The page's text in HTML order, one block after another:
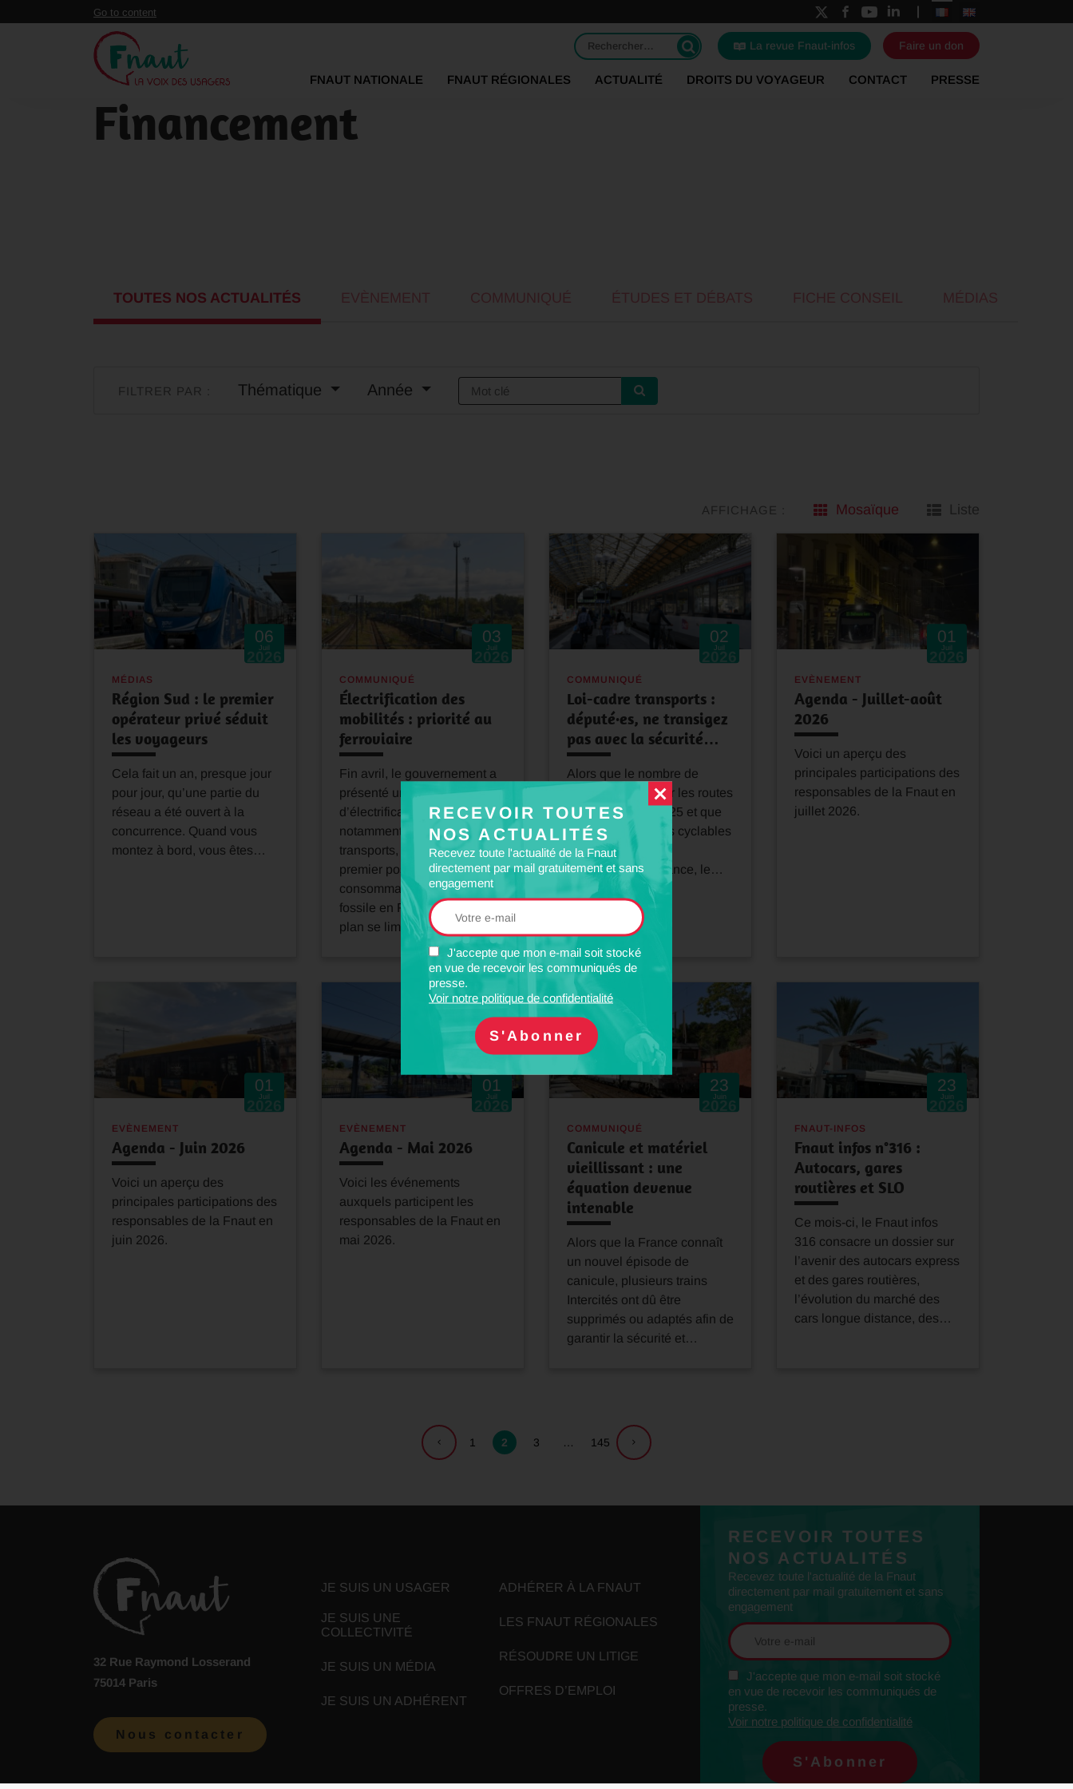
Panneau de gestion des cookies
RECEVOIR TOUTES
NOS ACTUALITÉS
Recevez toute l'actualité de la Fnaut
directement par mail gratuitement et sans
engagement
J'accepte que mon e-mail soit stocké
en vue de recevoir les communiqués de
presse.
Voir notre politique de confidentialité
Go to content
Rechercher : La revue Fnaut-infos Faire un don
FNAUT NATIONALE FNAUT RÉGIONALES ACTUALITÉ DROITS DU VOYAGEUR CONTACT PRESSE
Financement
TOUTES NOS ACTUALITÉS EVÈNEMENT COMMUNIQUÉ ÉTUDES ET DÉBATS FICHE CONSEIL MÉDIAS
FILTRER PAR : Thématique Année
AFFICHAGE : Mosaïque Liste
06
Juil
2026
MÉDIAS
Région Sud : le premier
opérateur privé séduit
les voyageurs
Cela fait un an, presque jour
pour jour, qu’une partie du
réseau a été ouvert à la
concurrence. Quand vous
montez à bord, vous êtes…
03
Juil
2026
COMMUNIQUÉ
Électrification des
mobilités : priorité au
ferroviaire
Fin avril, le gouvernement a
présenté un vaste plan
d’électrification des usages,
notamment pour les
transports, qui restent le
premier poste de
consommation d’énergie
fossile en France. Mais ce
plan se limite…
02
Juil
2026
COMMUNIQUÉ
Loi-cadre transports :
député·es, ne transigez
pas avec la sécurité…
Alors que le nombre de
cyclistes tué·es sur les routes
a augmenté en 2025 et que
les aménagements cyclables
manquent toujours
cruellement en France, le…
01
Juil
2026
EVÈNEMENT
Agenda - Juillet-août
2026
Voici un aperçu des
principales participations des
responsables de la Fnaut en
juillet 2026.
01
Juil
2026
EVÈNEMENT
Agenda - Juin 2026
Voici un aperçu des
principales participations des
responsables de la Fnaut en
juin 2026.
01
Juil
2026
EVÈNEMENT
Agenda - Mai 2026
Voici les événements
auxquels participent les
responsables de la Fnaut en
mai 2026.
23
Juin
2026
COMMUNIQUÉ
Canicule et matériel
vieillissant : une
équation devenue
intenable
Alors que la France connaît
un nouvel épisode de
canicule, plusieurs trains
Intercités ont dû être
supprimés ou adaptés afin de
garantir la sécurité et…
23
Juin
2026
FNAUT-INFOS
Fnaut infos n°316 :
Autocars, gares
routières et SLO
Ce mois-ci, le Fnaut infos
316 consacre un dossier sur
l’avenir des autocars express
et des gares routières,
l’évolution du marché des
cars longue distance, des…
1 2 3 … 145
32 Rue Raymond Losserand
75014 Paris
Nous contacter
JE SUIS UN USAGER
JE SUIS UNE
COLLECTIVITÉ
JE SUIS UN MÉDIA
JE SUIS UN ADHÉRENT
ADHÉRER À LA FNAUT
LES FNAUT RÉGIONALES
RÉSOUDRE UN LITIGE
OFFRES D’EMPLOI
RECEVOIR TOUTES
NOS ACTUALITÉS
Recevez toute l'actualité de la Fnaut
directement par mail gratuitement et sans
engagement
J'accepte que mon e-mail soit stocké
en vue de recevoir les communiqués de
presse.
Voir notre politique de confidentialité